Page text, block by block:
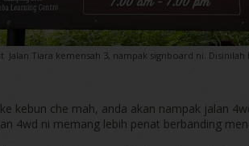
Jalan Tiara kemensah 3, nampak signboard ni.
kebun che mah, anda akan nampak jalan
4wd ni memang lebih penat berbanding